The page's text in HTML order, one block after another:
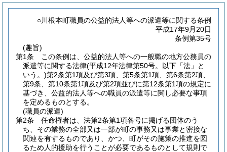
○川根本町職員の公益的法人等への派遣等に関する条例
平成17年9月20日
条例第35号
(趣旨)
第1条
この条例は、公益的法人等への一般職の地方公務員の
派遣等に関する法律(平成12年法律第50号。以下「法」と
いう。)第2条第1項及び第3項、第5条第1項、第6条第2項、
第9条、第10条第1項及び第2項並びに第12条第1項の規定に
基づき、公益的法人等への職員の派遣等に関し必要な事項
を定めるものとする。
(職員の派遣)
第2条
任命権者は、法第2条第1項各号に掲げる団体のう
ち、その業務の全部又は一部が町の事務又は事業と密接な
関連を有するものであり、かつ、町がその施策の推進を図
るため人的援助を行うことが必要であるものとして規則で